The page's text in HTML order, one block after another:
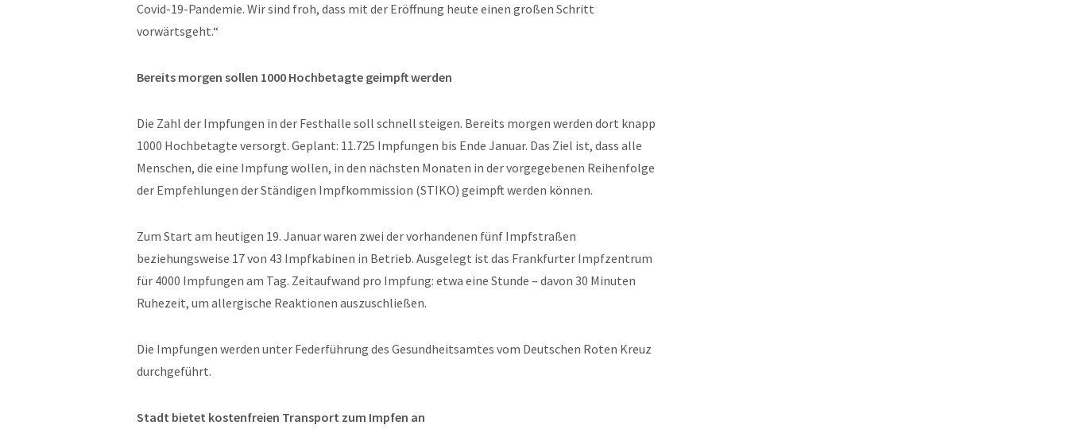
Covid-19-Pandemie. Wir sind froh, dass mit der Eröffnung heute einen großen Schritt
vorwärtsgeht.“
Bereits morgen sollen 1000 Hochbetagte geimpft werden
Die Zahl der Impfungen in der Festhalle soll schnell steigen. Bereits morgen werden dort knapp
1000 Hochbetagte versorgt. Geplant: 11.725 Impfungen bis Ende Januar. Das Ziel ist, dass alle
Menschen, die eine Impfung wollen, in den nächsten Monaten in der vorgegebenen Reihenfolge
der Empfehlungen der Ständigen Impfkommission (STIKO) geimpft werden können.
Zum Start am heutigen 19. Januar waren zwei der vorhandenen fünf Impfstraßen
beziehungsweise 17 von 43 Impfkabinen in Betrieb. Ausgelegt ist das Frankfurter Impfzentrum
für 4000 Impfungen am Tag. Zeitaufwand pro Impfung: etwa eine Stunde – davon 30 Minuten
Ruhezeit, um allergische Reaktionen auszuschließen.
Die Impfungen werden unter Federführung des Gesundheitsamtes vom Deutschen Roten Kreuz
durchgeführt.
Stadt bietet kostenfreien Transport zum Impfen an